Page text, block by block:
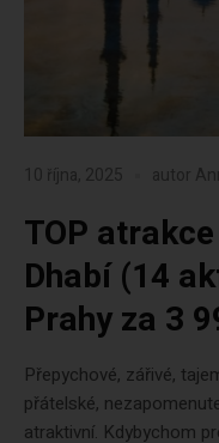
10 října, 2025 autor
TOP
Dhabí (14
Prahy za 3
Přepychové, zářivé,
přátelské,
atraktivní. Kdybychom